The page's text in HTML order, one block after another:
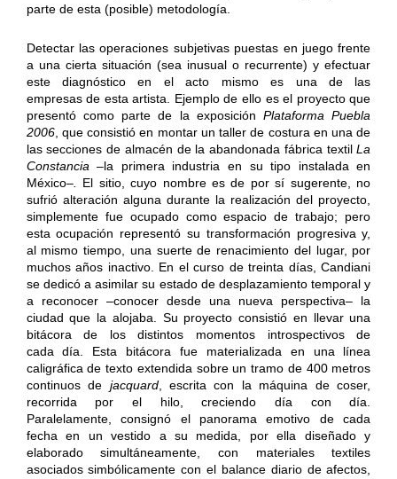
parte de esta (posible) metodología.
Detectar las operaciones subjetivas puestas en juego frente
a una cierta situación (sea inusual o recurrente) y efectuar
este diagnóstico en el acto mismo es una de las
empresas de esta artista. Ejemplo de ello es el proyecto que
presentó como parte de la exposiciónPlataforma Puebla
2006, que consistió en montar un taller de costura en una de
las secciones de almacén de la abandonada fábrica textilLa
Constancia –la primera industria en su tipo instalada en
México–. El sitio, cuyo nombre es de por sí sugerente, no
sufrió alteración alguna durante la realización del proyecto,
simplemente fue ocupado como espacio de trabajo; pero
esta ocupación representó su transformación progresiva y,
al mismo tiempo, una suerte de renacimiento del lugar, por
muchos años inactivo. En el curso de treinta días, Candiani
se dedicó a asimilar su estado de desplazamiento temporal y
a reconocer –conocer desde una nueva perspectiva– la
ciudad que la alojaba. Su proyecto consistió en llevar una
bitácora de los distintos momentos introspectivos de
cada día. Esta bitácora fue materializada en una línea
caligráfica de texto extendida sobre un tramo de 400 metros
continuos de jacquard, escrita con la máquina de coser,
recorrida por el hilo, creciendo día con día.
Paralelamente, consignó el panorama emotivo de cada
fecha en un vestido a su medida, por ella diseñado y
elaborado simultáneamente, con materiales textiles
asociados simbólicamente con el balance diario de afectos,